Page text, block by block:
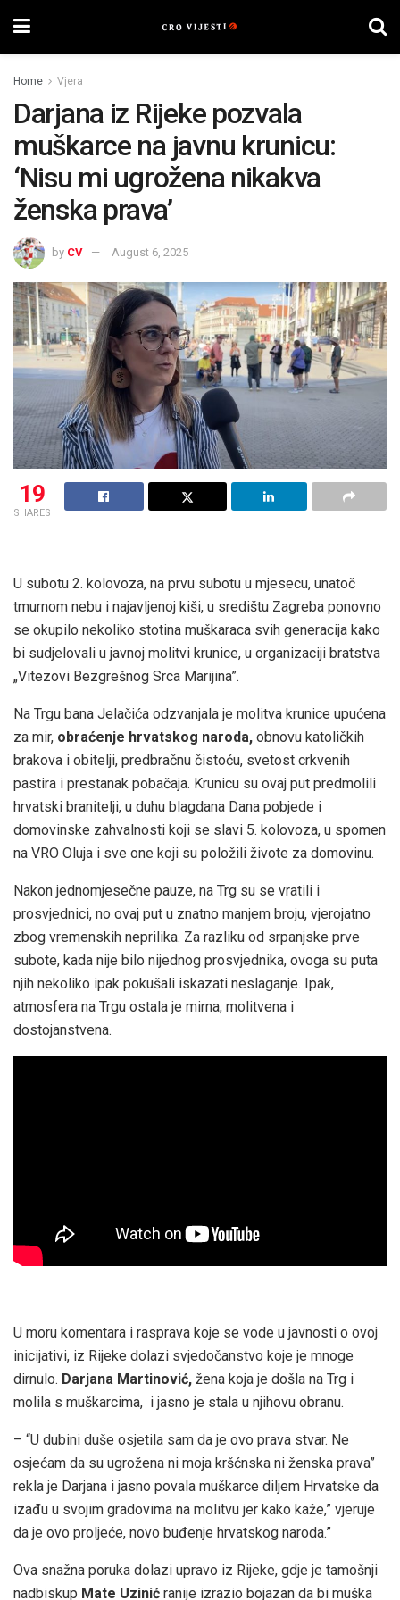
Home Vjera
Darjana iz Rijeke pozvala
muškarce na javnu krunicu:
‘Nisu mi ugrožena nikakva
ženska prava’
by CV August 6, 2025
19
SHARES
U subotu 2. kolovoza, na prvu subotu u mjesecu, unatoč
tmurnom nebu i najavljenoj kiši, u središtu Zagreba ponovno
se okupilo nekoliko stotina muškaraca svih generacija kako
bi sudjelovali u javnoj molitvi krunice, u organizaciji bratstva
„Vitezovi Bezgrešnog Srca Marijina”.
Na Trgu bana Jelačića odzvanjala je molitva krunice upućena
za mir, obraćenje hrvatskog naroda, obnovu katoličkih
brakova i obitelji, predbračnu čistoću, svetost crkvenih
pastira i prestanak pobačaja. Krunicu su ovaj put predmolili
hrvatski branitelji, u duhu blagdana Dana pobjede i
domovinske zahvalnosti koji se slavi 5. kolovoza, u spomen
na VRO Oluja i sve one koji su položili živote za domovinu.
Nakon jednomjesečne pauze, na Trg su se vratili i
prosvjednici, no ovaj put u znatno manjem broju, vjerojatno
zbog vremenskih neprilika. Za razliku od srpanjske prve
subote, kada nije bilo nijednog prosvjednika, ovoga su puta
njih nekoliko ipak pokušali iskazati neslaganje. Ipak,
atmosfera na Trgu ostala je mirna, molitvena i
dostojanstvena.
U moru komentara i rasprava koje se vode u javnosti o ovoj
inicijativi, iz Rijeke dolazi svjedočanstvo koje je mnoge
dirnulo. Darjana Martinović, žena koja je došla na Trg i
molila s muškarcima, i jasno je stala u njihovu obranu.
– “U dubini duše osjetila sam da je ovo prava stvar. Ne
osjećam da su ugrožena ni moja kršćnska ni ženska prava”
rekla je Darjana i jasno povala muškarce diljem Hrvatske da
izađu u svojim gradovima na molitvu jer kako kaže,” vjeruje
da je ovo proljeće, novo buđenje hrvatskog naroda.”
Ova snažna poruka dolazi upravo iz Rijeke, gdje je tamošnji
nadbiskup Mate Uzinić ranije izrazio bojazan da bi muška